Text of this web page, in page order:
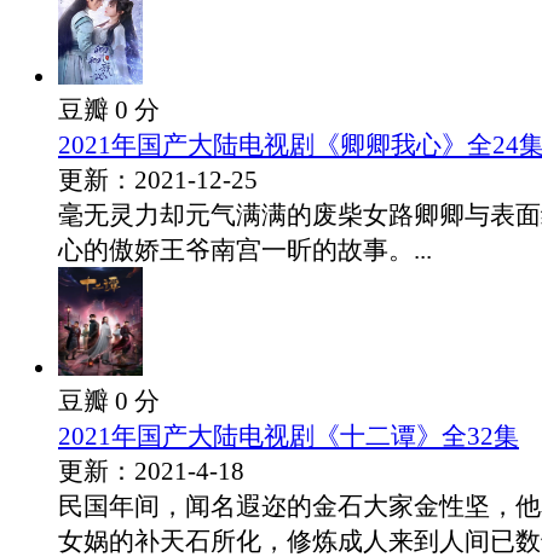
豆瓣 0 分
2021年国产大陆电视剧《卿卿我心》全24
更新：2021-12-25
毫无灵力却元气满满的废柴女路卿卿与表
心的傲娇王爷南宫一昕的故事。...
豆瓣 0 分
2021年国产大陆电视剧《十二谭》全32集
更新：2021-4-18
民国年间，闻名遐迩的金石大家金性坚，
女娲的补天石所化，修炼成人来到人间已